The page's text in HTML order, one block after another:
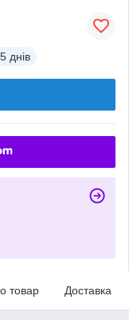
днів
товар Доставка